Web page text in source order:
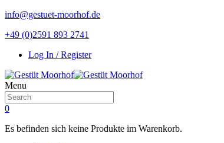
info@gestuet-moorhof.de
+49 (0)2591 893 2741
Log In / Register
Menu
0
Es befinden sich keine Produkte im Warenkorb.